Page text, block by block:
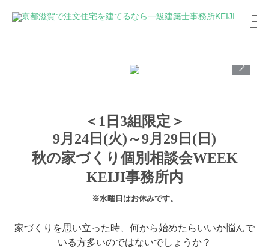
＜1日3組限定＞
9月24日(火)～9月29日(日)
秋の家づくり個別相談会WEEK
KEIJI事務所内
※水曜日はお休みです。
家づくりを思い立った時、何から始めたらいいか悩んで
いる方多いのではないでしょうか？